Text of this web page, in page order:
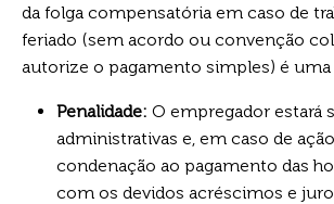
da folga compensatória em caso de
feriado (sem acordo ou convenção
autorize o pagamento simples) é uma
Penalidade: O empregador estará
administrativas e, em caso de
condenação ao pagamento das
com os devidos acréscimos e